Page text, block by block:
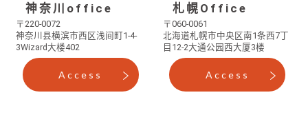
神奈川office
〒220-0072
神奈川县横滨市西区浅间町1-4-
3Wizard大楼402
Access
札幌Office
〒060-0061
北海道札幌市中央区南1条西7丁
目12-2大通公园西大厦3楼
Access